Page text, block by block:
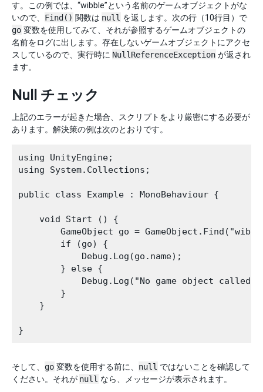
す。この例では、“wibble”という名前のゲームオブジェクトがな
いので、 Find() 関数は null を返します。次の行（10行目）で
go 変数を使用してみて、それが参照するゲームオブジェクトの
名前をログに出します。存在しないゲームオブジェクトにアクセ
スしているので、実行時に NullReferenceException が返され
ます。
Null チェック
上記のエラーが起きた場合、スクリプトをより厳密にする必要が
あります。解決策の例は次のとおりです。
using UnityEngine;
using System.Collections;
public class Example : MonoBehaviour {
    void Start () {
GameObject go =
        if (go) {
            Debug.Log(go.name);
        } else {
Debug.Log("No game object called
        }
    }
そして、 go 変数を使用する前に、 null ではないことを確認して
ください。それが null なら、メッセージが表示されます。